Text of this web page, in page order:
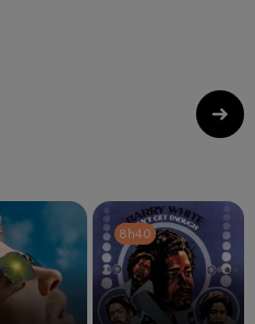
8h40
8h40